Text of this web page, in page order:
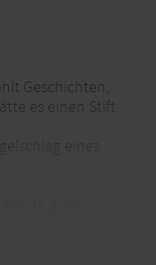
Geschichten,
es einen Stift.
wollte…